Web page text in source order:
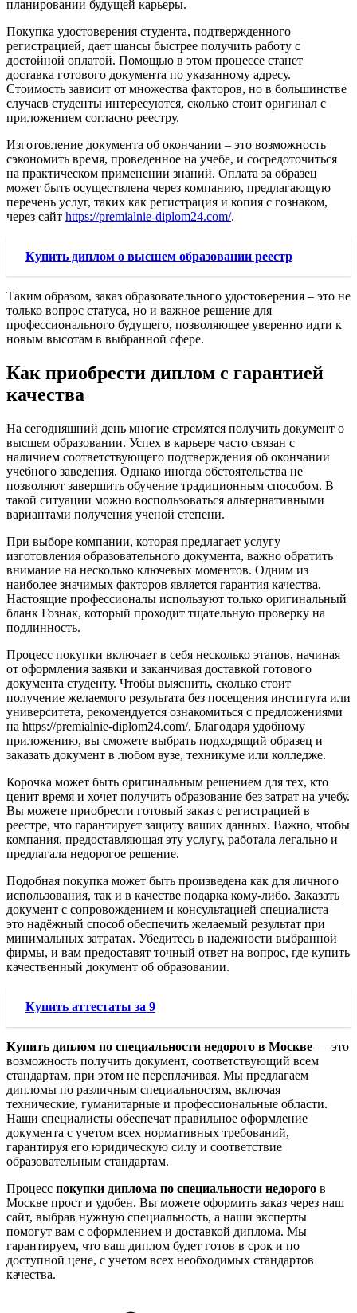
планировании будущей карьеры.
Покупка удостоверения студента, подтвержденного
регистрацией, дает шансы быстрее получить работу с
достойной оплатой. Помощью в этом процессе станет
доставка готового документа по указанному адресу.
Стоимость зависит от множества факторов, но в большинстве
случаев студенты интересуются, сколько стоит оригинал с
приложением согласно реестру.
Изготовление документа об окончании – это возможность
сэкономить время, проведенное на учебе, и сосредоточиться
на практическом применении знаний. Оплата за образец
может быть осуществлена через компанию, предлагающую
перечень услуг, таких как регистрация и копия с гознаком,
через сайт https://premialnie-diplom24.com/.
Купить диплом о высшем образовании реестр
Таким образом, заказ образовательного удостоверения – это не
только вопрос статуса, но и важное решение для
профессионального будущего, позволяющее уверенно идти к
новым высотам в выбранной сфере.
Как приобрести диплом с гарантией
качества
На сегодняшний день многие стремятся получить документ о
высшем образовании. Успех в карьере часто связан с
наличием соответствующего подтверждения об окончании
учебного заведения. Однако иногда обстоятельства не
позволяют завершить обучение традиционным способом. В
такой ситуации можно воспользоваться альтернативными
вариантами получения ученой степени.
При выборе компании, которая предлагает услугу
изготовления образовательного документа, важно обратить
внимание на несколько ключевых моментов. Одним из
наиболее значимых факторов является гарантия качества.
Настоящие профессионалы используют только оригинальный
бланк Гознак, который проходит тщательную проверку на
подлинность.
Процесс покупки включает в себя несколько этапов, начиная
от оформления заявки и заканчивая доставкой готового
документа студенту. Чтобы выяснить, сколько стоит
получение желаемого результата без посещения института или
университета, рекомендуется ознакомиться с предложениями
на https://premialnie-diplom24.com/. Благодаря удобному
приложению, вы сможете выбрать подходящий образец и
заказать документ в любом вузе, техникуме или колледже.
Корочка может быть оригинальным решением для тех, кто
ценит время и хочет получить образование без затрат на учебу.
Вы можете приобрести готовый заказ с регистрацией в
реестре, что гарантирует защиту ваших данных. Важно, чтобы
компания, предоставляющая эту услугу, работала легально и
предлагала недорогое решение.
Подобная покупка может быть произведена как для личного
использования, так и в качестве подарка кому-либо. Заказать
документ с сопровождением и консультацией специалиста –
это надёжный способ обеспечить желаемый результат при
минимальных затратах. Убедитесь в надежности выбранной
фирмы, и вам предоставят точный ответ на вопрос, где купить
качественный документ об образовании.
Купить аттестаты за 9
Купить диплом по специальности недорого в Москве — это
возможность получить документ, соответствующий всем
стандартам, при этом не переплачивая. Мы предлагаем
дипломы по различным специальностям, включая
технические, гуманитарные и профессиональные области.
Наши специалисты обеспечат правильное оформление
документа с учетом всех нормативных требований,
гарантируя его юридическую силу и соответствие
образовательным стандартам.
Процесс покупки диплома по специальности недорого в
Москве прост и удобен. Вы можете оформить заказ через наш
сайт, выбрав нужную специальность, а наши эксперты
помогут вам с оформлением и доставкой диплома. Мы
гарантируем, что ваш диплом будет готов в срок и по
доступной цене, с учетом всех необходимых стандартов
качества.